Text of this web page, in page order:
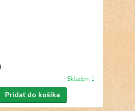
Skladom 1
Pridať do košíka